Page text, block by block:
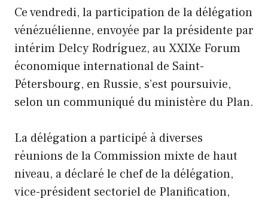
Ce vendredi, la participation de la délégation
vénézuélienne, envoyée par la présidente par
intérim Delcy Rodríguez, au XXIXe Forum
économique international de Saint-
Pétersbourg, en Russie, s’est poursuivie,
selon un communiqué du ministère du Plan.
La délégation a participé à diverses
réunions de la Commission mixte de haut
niveau, a déclaré le chef de la délégation,
vice-président sectoriel de Planification,